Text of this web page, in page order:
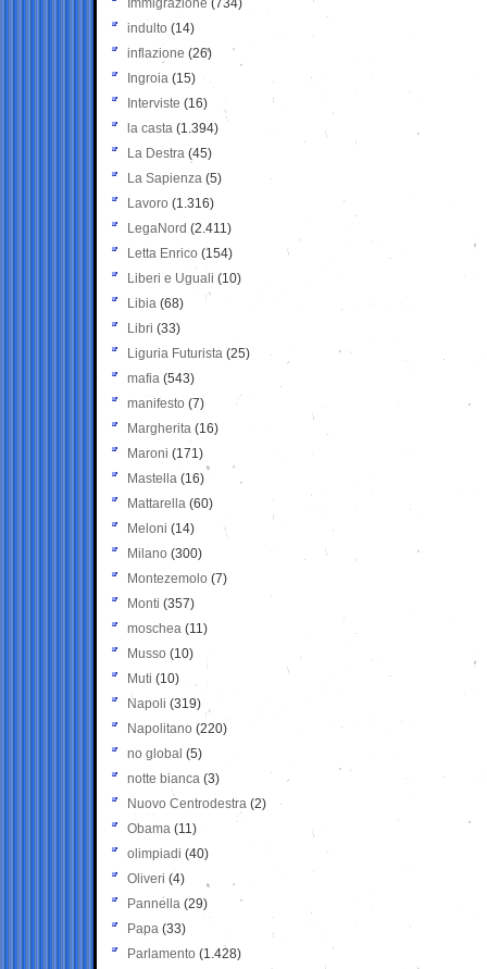
Immigrazione (734)
indulto (14)
inflazione (26)
Ingroia (15)
Interviste (16)
la casta (1.394)
La Destra (45)
La Sapienza (5)
Lavoro (1.316)
LegaNord (2.411)
Letta Enrico (154)
Liberi e Uguali (10)
Libia (68)
Libri (33)
Liguria Futurista (25)
mafia (543)
manifesto (7)
Margherita (16)
Maroni (171)
Mastella (16)
Mattarella (60)
Meloni (14)
Milano (300)
Montezemolo (7)
Monti (357)
moschea (11)
Musso (10)
Muti (10)
Napoli (319)
Napolitano (220)
no global (5)
notte bianca (3)
Nuovo Centrodestra (2)
Obama (11)
olimpiadi (40)
Oliveri (4)
Pannella (29)
Papa (33)
Parlamento (1.428)